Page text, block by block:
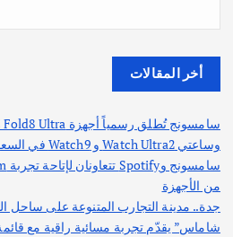
أخر المقالات
وساعتي Watch Ultra2 و Watch9 في السعودية
من الأجهزة
جدة.. مدينة التجارب المتنوعة على ساحل
شاماس” يقدّم تجربة مسائية راقية مع